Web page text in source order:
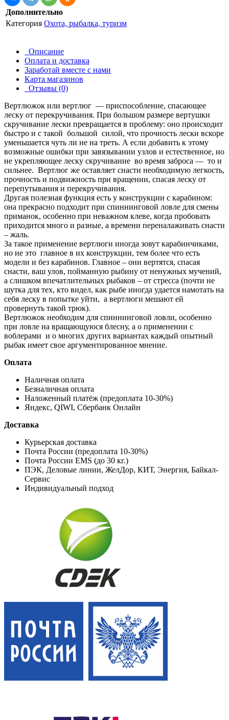
Дополнительно
Категория Охота, рыбалка, туризм
Описание
Оплата и доставка
Заработай вместе с нами
Карта магазинов
Отзывы (0)
Вертлюжок или вертлюг — приспособление, спасающее
леску от перекручивания. При большом размере вертушки
скручивание лески превращается в проблему: оно происходит
быстро и с такой большой силой, что прочность лески вскоре
уменьшается чуть ли не на треть. А если добавить к этому
возможные ошибки при завязывании узлов и естественное, но
не укрепляющее леску скручивание во время заброса — то и
сильнее. Вертлюг же оставляет снасти необходимую легкость,
прочность и подвижность при вращении, спасая леску от
перепутывания и перекручивания.
Другая полезная функция есть у конструкции с карабином:
она прекрасно подходит при спиннинговой ловле для смены
приманок, особенно при неважном клеве, когда пробовать
приходится много и разные, а времени переналаживать снасти
– жаль.
За такое применение вертлюги иногда зовут карабинчиками,
но не это главное в их конструкции, тем более что есть
модели и без карабинов. Главное – они вертятся, спасая
снасти, ваш улов, пойманную рыбину от ненужных мучений,
а слишком впечатлительных рыбаков – от стресса (почти не
шутка для тех, кто видел, как рыбе иногда удается намотать на
себя леску в попытке уйти, а вертлюги мешают ей
провернуть такой трюк).
Вертлюжок необходим для спиннинговой ловли, особенно
при ловле на вращающуюся блесну, а о применении с
воблерами и о многих других вариантах каждый опытный
рыбак имеет свое аргументированное мнение.
Оплата
Наличная оплата
Безналичная оплата
Наложенный платёж (предоплата 10-30%)
Яндекс, QIWI, Сбербанк Онлайн
Доставка
Курьерская доставка
Почта России (предоплата 10-30%)
Почта России EMS (до 30 кг.)
ПЭК, Деловые линии, ЖелДор, КИТ, Энергия, Байкал-
Сервис
Индивидуальный подход